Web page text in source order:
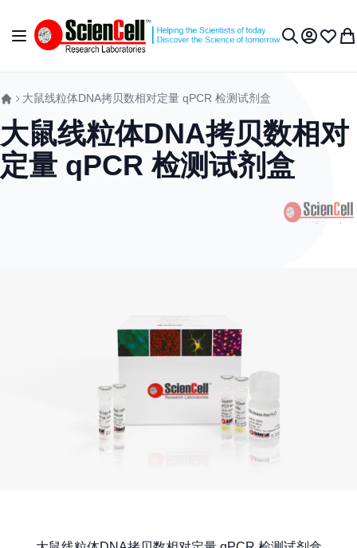
切换导航 我的账户
收藏夹
我
大鼠线粒体DNA拷贝数相对定量 qPCR 检测试剂盒
大鼠线粒体DNA拷贝数相对
定量 qPCR 检测试剂盒